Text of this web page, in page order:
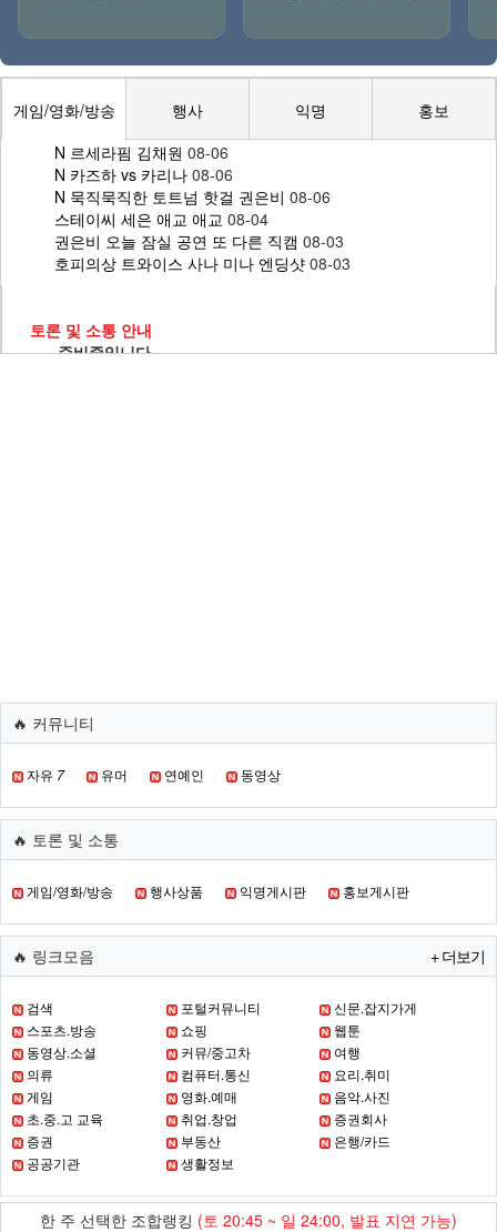
게임/영화/방송 행사 익명
홍보
N 르세라핌 김채원 08-06
N 카즈하 vs 카리나 08-06
N 묵직묵직한 토트넘 핫걸 권은비 08-06
스테이씨 세은 애교 애교 08-04
권은비 오늘 잠실 공연 또 다른 직캠 08-03
호피의상 트와이스 사나 미나 엔딩샷 08-03
토론 및 소통 안내
준비중입니다.
🔥 커뮤니티
자유 7 유머 연예인 동영상
🔥 토론 및 소통
게임/영화/방송 행사상품 익명게시판 홍보게시판
🔥 링크모음 + 더보기
검색 포털커뮤니티
신문.잡지가게
스포츠.방송
쇼핑
웹툰
동영상.소셜
커뮤/중고차
여행
의류
컴퓨터.통신
요리.취미
게임
영화.예매
음악.사진
초.중.고 교육
취업.창업
증권회사
증권
부동산
은행/카드
공공기관
생활정보
한 주 선택한 조합랭킹 (토 20:45 ~ 일 24:00, 발표 지연 가능)